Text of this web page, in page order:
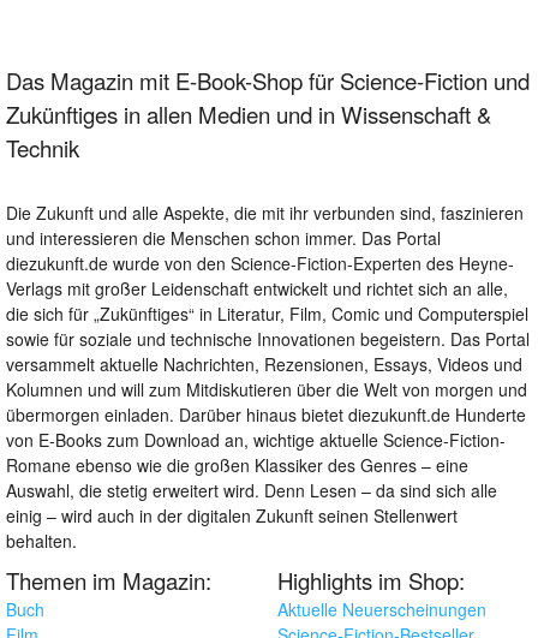
Das Magazin mit E-Book-Shop für Science-Fiction und
Zukünftiges in allen Medien und in Wissenschaft &
Technik
Die Zukunft und alle Aspekte, die mit ihr verbunden sind, faszinieren
und interessieren die Menschen schon immer. Das Portal
diezukunft.de wurde von den Science-Fiction-Experten des Heyne-
Verlags mit großer Leidenschaft entwickelt und richtet sich an alle,
die sich für „Zukünftiges“ in Literatur, Film, Comic und Computerspiel
sowie für soziale und technische Innovationen begeistern. Das Portal
versammelt aktuelle Nachrichten, Rezensionen, Essays, Videos und
Kolumnen und will zum Mitdiskutieren über die Welt von morgen und
übermorgen einladen. Darüber hinaus bietet diezukunft.de Hunderte
von E-Books zum Download an, wichtige aktuelle Science-Fiction-
Romane ebenso wie die großen Klassiker des Genres – eine
Auswahl, die stetig erweitert wird. Denn Lesen – da sind sich alle
einig – wird auch in der digitalen Zukunft seinen Stellenwert
behalten.
Themen im Magazin:
Buch
Highlights im Shop:
Aktuelle Neuerscheinungen